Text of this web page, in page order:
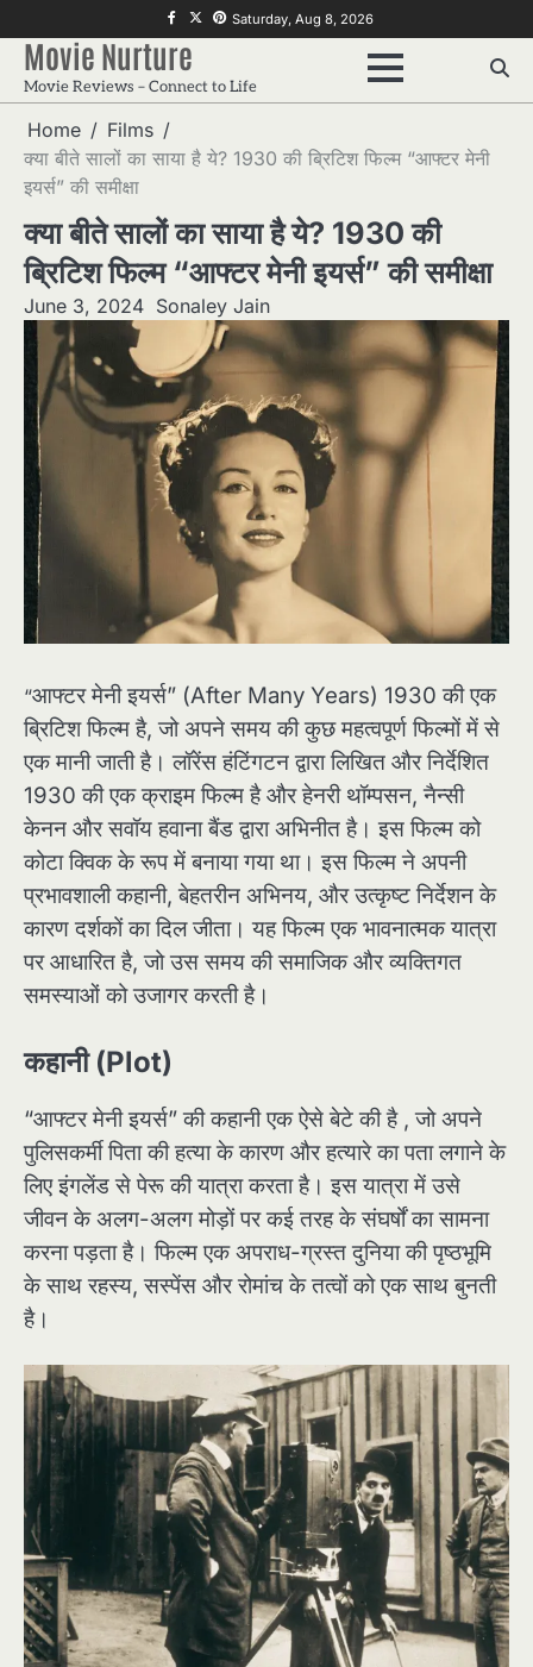
to
content
f twitterpinterest
Saturday, Aug 8, 2026
Movie Nurture
Movie Reviews – Connect to Life
Home
Films
क्या बीते सालों का साया है ये? 1930 की ब्रिटिश फिल्म “आफ्टर मेनी
इयर्स” की समीक्षा
क्या बीते सालों का साया है ये? 1930 की
ब्रिटिश फिल्म “आफ्टर मेनी इयर्स” की समीक्षा
June 3, 2024 Sonaley Jain
“आफ्टर मेनी इयर्स” (After Many Years) 1930 की एक
ब्रिटिश फिल्म है, जो अपने समय की कुछ महत्वपूर्ण फिल्मों में से
एक मानी जाती है। लॉरेंस हंटिंगटन द्वारा लिखित और निर्देशित
1930 की एक क्राइम फिल्म है और हेनरी थॉम्पसन, नैन्सी
केनन और सवॉय हवाना बैंड द्वारा अभिनीत है। इस फिल्म को
कोटा क्विक के रूप में बनाया गया था। इस फिल्म ने अपनी
प्रभावशाली कहानी, बेहतरीन अभिनय, और उत्कृष्ट निर्देशन के
कारण दर्शकों का दिल जीता। यह फिल्म एक भावनात्मक यात्रा
पर आधारित है, जो उस समय की समाजिक और व्यक्तिगत
समस्याओं को उजागर करती है।
कहानी (Plot)
“आफ्टर मेनी इयर्स” की कहानी एक ऐसे बेटे की है , जो अपने
पुलिसकर्मी पिता की हत्या के कारण और हत्यारे का पता लगाने के
लिए इंगलेंड से पेरू की यात्रा करता है। इस यात्रा में उसे
जीवन के अलग-अलग मोड़ों पर कई तरह के संघर्षों का सामना
करना पड़ता है। फिल्म एक अपराध-ग्रस्त दुनिया की पृष्ठभूमि
के साथ रहस्य, सस्पेंस और रोमांच के तत्वों को एक साथ बुनती
है।